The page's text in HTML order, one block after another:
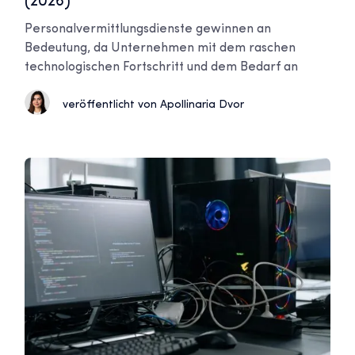
Personalvermittlungsdienste gewinnen an
Bedeutung, da Unternehmen mit dem raschen
technologischen Fortschritt und dem Bedarf an
veröffentlicht von Apollinaria Dvor